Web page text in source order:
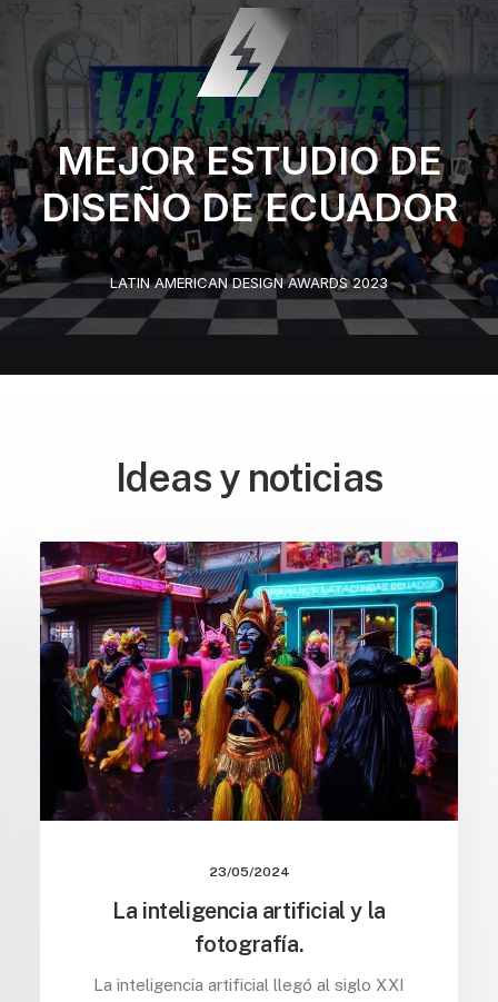
MEJOR ESTUDIO DE
DISEÑO DE ECUADOR
LATIN AMERICAN DESIGN AWARDS 2023
Ideas y noticias
23/05/2024
La inteligencia artificial y la
fotografía.
La inteligencia artificial llegó al siglo XXI